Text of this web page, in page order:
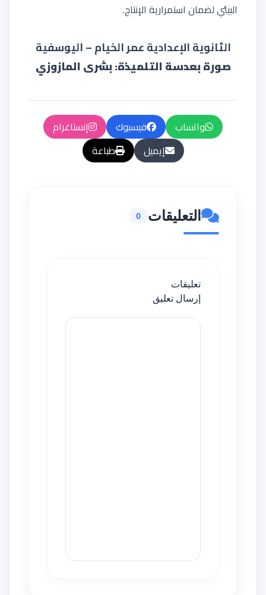
البيئي لضمان استمرارية الإنتاج.
الثانوية الإعدادية عمر الخيام – اليوسفية
صورة بعدسة التلميذة: بشرى المازوزي
واتساب فيسبوك
إنستاغرام
إيميل
طباعة
التعليقات 0
تعليقات
إرسال تعليق